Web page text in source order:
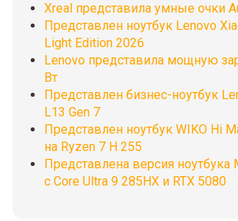
Xreal представила умные очки
Представлен ноутбук Lenovo
Light Edition 2026
Lenovo представила мощную
Вт
Представлен бизнес-ноутбук
L13 Gen 7
Представлен ноутбук WIKO Hi
на Ryzen 7 H 255
Представлена версия ноутбука
с Core Ultra 9 285HX и RTX 5080